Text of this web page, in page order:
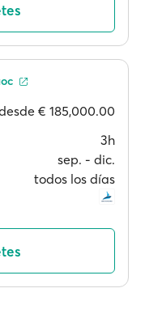
€ 185,000.00
3h
sep. ‐ dic.
todos los días